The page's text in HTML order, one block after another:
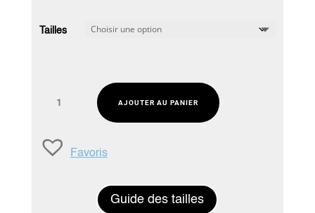
Tailles
mariage
corail
AJOUTER AU PANIER
Favoris
Guide des tailles